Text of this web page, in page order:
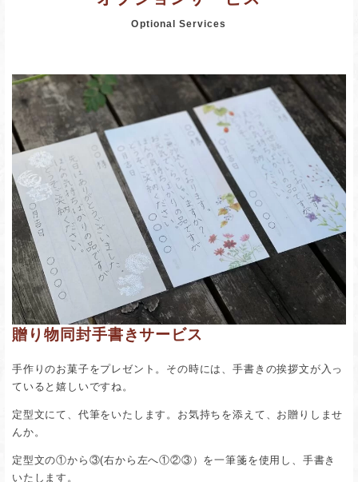
Optional Services
贈り物同封手書きサービス
手作りのお菓子をプレゼント。その時には、手書きの挨拶文が入っ
ていると嬉しいですね。
定型文にて、代筆をいたします。お気持ちを添えて、お贈りしませ
んか。
定型文の①から③(右から左へ①②③）を一筆箋を使用し、手書き
いたします。